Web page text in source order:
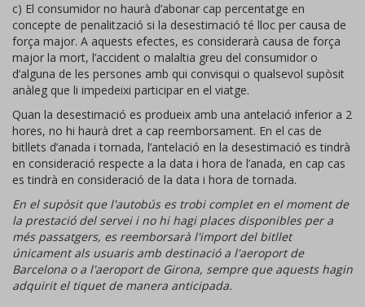
c) El consumidor no haurà d’abonar cap percentatge en
concepte de penalització si la desestimació té lloc per causa de
força major. A aquests efectes, es considerarà causa de força
major la mort, l’accident o malaltia greu del consumidor o
d’alguna de les persones amb qui convisqui o qualsevol supòsit
anàleg que li impedeixi participar en el viatge.
Quan la desestimació es produeix amb una antelació inferior a 2
hores, no hi haurà dret a cap reemborsament. En el cas de
bitllets d’anada i tornada, l’antelació en la desestimació es tindrà
en consideració respecte a la data i hora de l’anada, en cap cas
es tindrà en consideració de la data i hora de tornada.
En el supòsit que l'autobús es trobi complet en el moment de
la prestació del servei i no hi hagi places disponibles per a
més passatgers, es reemborsarà l'import del bitllet
únicament als usuaris amb destinació a l'aeroport de
Barcelona o a l'aeroport de Girona, sempre que aquests hagin
adquirit el tiquet de manera anticipada.